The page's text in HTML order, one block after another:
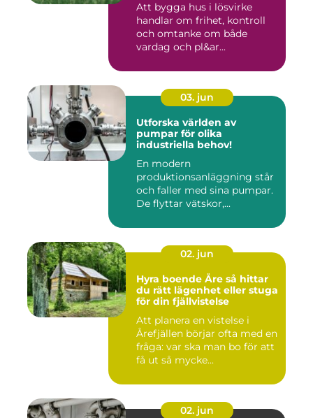
Att bygga hus i lösvirke
handlar om frihet, kontroll
och omtanke om både
vardag och pl&ar...
03. jun
Utforska världen av
pumpar för olika
industriella behov!
En modern
produktionsanläggning står
och faller med sina pumpar.
De flyttar vätskor,...
02. jun
Hyra boende Åre så hittar
du rätt lägenhet eller stuga
för din fjällvistelse
Att planera en vistelse i
Årefjällen börjar ofta med en
fråga: var ska man bo för att
få ut så mycke...
02. jun